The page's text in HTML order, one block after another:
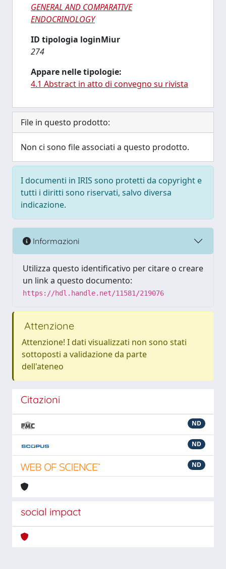
GENERAL AND COMPARATIVE
ENDOCRINOLOGY
ID tipologia loginMiur
274
Appare nelle tipologie:
4.1 Abstract in atto di convegno su rivista
File in questo prodotto:
Non ci sono file associati a questo prodotto.
I documenti in IRIS sono protetti da copyright e
tutti i diritti sono riservati, salvo diversa
indicazione.
Informazioni
Utilizza questo identificativo per citare o creare
un link a questo documento:
https://hdl.handle.net/11581/219076
Attenzione
Attenzione! I dati visualizzati non sono stati
sottoposti a validazione da parte
dell'ateneo
Citazioni
ND
ND
ND
social impact